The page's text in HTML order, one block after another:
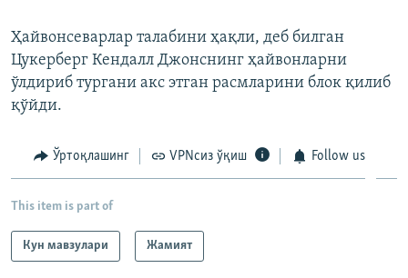
Ҳайвонсеварлар талабини ҳақли, деб билган
Цукерберг Кендалл Джонснинг ҳайвонларни
ўлдириб тургани акс этган расмларини блок қилиб
қўйди.
Ўртоқлашинг VPNсиз ўқиш Follow us
This item is part of
Кун мавзулари Жамият